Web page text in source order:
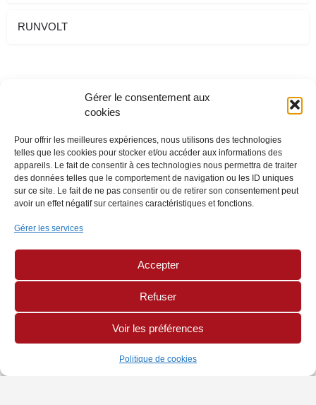
Gérer le consentement aux
cookies
Pour offrir les meilleures expériences, nous utilisons des technologies
telles que les cookies pour stocker et/ou accéder aux informations des
appareils. Le fait de consentir à ces technologies nous permettra de traiter
des données telles que le comportement de navigation ou les ID uniques
sur ce site. Le fait de ne pas consentir ou de retirer son consentement peut
avoir un effet négatif sur certaines caractéristiques et fonctions.
Gérer les services
Accepter
Refuser
Voir les préférences
Politique de cookies
RUNVOLT